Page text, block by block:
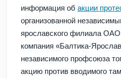
информация об акции
организованной
ярославского филиала
компания «Балтика-
независимого профсоюза
акцию против вводимого